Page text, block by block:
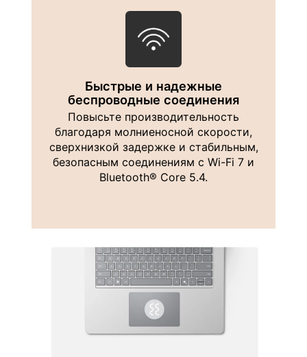
Быстрые и надежные
беспроводные соединения
Повысьте производительность
благодаря молниеносной скорости,
сверхнизкой задержке и стабильным,
безопасным соединениям с Wi-Fi 7 и
Bluetooth® Core 5.4.